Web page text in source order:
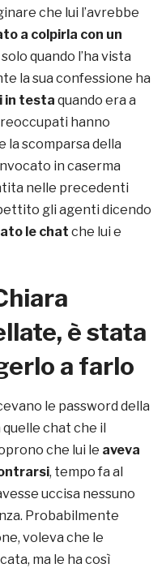
che lui l’avrebbe
a colpirla con un
quando l’ha vista
la sua confessione ha
in testa quando era a
hanno
la scomparsa della
in caserma
nelle precedenti
gli agenti dicendo
le chat che lui e
è stata
a farlo
le password della
chat che il
che lui le aveva
, tempo fa al
uccisa nessuno
Probabilmente
voleva che le
ma le ha così